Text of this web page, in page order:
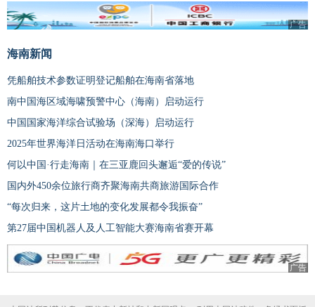
广告
海南新闻
凭船舶技术参数证明登记船舶在海南省落地
南中国海区域海啸预警中心（海南）启动运行
中国国家海洋综合试验场（深海）启动运行
2025年世界海洋日活动在海南海口举行
何以中国·行走海南｜在三亚鹿回头邂逅“爱的传说”
国内外450余位旅行商齐聚海南共商旅游国际合作
“每次归来，这片土地的变化发展都令我振奋”
第27届中国机器人及人工智能大赛海南省赛开幕
广告